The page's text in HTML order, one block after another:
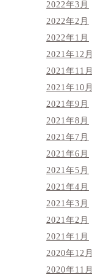
2022年3月
2022年2月
2022年1月
2021年12月
2021年11月
2021年10月
2021年9月
2021年8月
2021年7月
2021年6月
2021年5月
2021年4月
2021年3月
2021年2月
2021年1月
2020年12月
2020年11月